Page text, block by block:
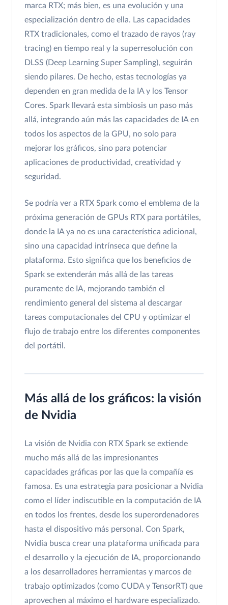
marca RTX; más bien, es una evolución y una
especialización dentro de ella. Las capacidades
RTX tradicionales, como el trazado de rayos (ray
tracing) en tiempo real y la superresolución con
DLSS (Deep Learning Super Sampling), seguirán
siendo pilares. De hecho, estas tecnologías ya
dependen en gran medida de la IA y los Tensor
Cores. Spark llevará esta simbiosis un paso más
allá, integrando aún más las capacidades de IA en
todos los aspectos de la GPU, no solo para
mejorar los gráficos, sino para potenciar
aplicaciones de productividad, creatividad y
seguridad.
Se podría ver a RTX Spark como el emblema de la
próxima generación de GPUs RTX para portátiles,
donde la IA ya no es una característica adicional,
sino una capacidad intrínseca que define la
plataforma. Esto significa que los beneficios de
Spark se extenderán más allá de las tareas
puramente de IA, mejorando también el
rendimiento general del sistema al descargar
tareas computacionales del CPU y optimizar el
flujo de trabajo entre los diferentes componentes
del portátil.
Más allá de los gráficos: la visión
de Nvidia
La visión de Nvidia con RTX Spark se extiende
mucho más allá de las impresionantes
capacidades gráficas por las que la compañía es
famosa. Es una estrategia para posicionar a Nvidia
como el líder indiscutible en la computación de IA
en todos los frentes, desde los superordenadores
hasta el dispositivo más personal. Con Spark,
Nvidia busca crear una plataforma unificada para
el desarrollo y la ejecución de IA, proporcionando
a los desarrolladores herramientas y marcos de
trabajo optimizados (como CUDA y TensorRT) que
aprovechen al máximo el hardware especializado.